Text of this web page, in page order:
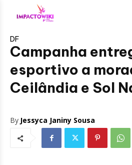
DF
Campanha
esportivo a
Ceilândia e Sol
By Jessyca Janiny Sousa